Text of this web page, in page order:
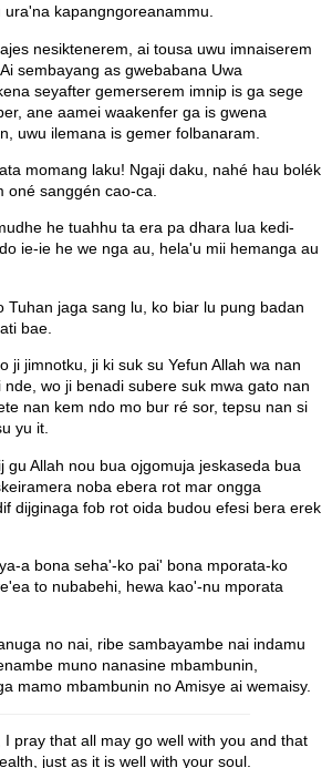
kapangngoreanammu.
nesiktenerem, ai tousa uwu imnaiserem
sembayang as gwebabana Uwa
seyafter gemerserem imnip is ga sege
ane aamei waakenfer ga is gwena
uwu ilemana is gemer folbanaram.
momang laku! Ngaji daku, nahé hau bolék
oné sanggén cao-ca.
he tuahhu ta era pa dhara lua kedi-
ie-ie he we nga au, hela'u mii hemanga au
Tuhan jaga sang lu, ko biar lu pung badan
bae.
ji jimnotku, ji ki suk su Yefun Allah wa nan
wo ji benadi subere suk mwa gato nan
nan kem ndo mo bur ré sor, tepsu nan si
yu it.
gu Allah nou bua ojgomuja jeskaseda bua
noba ebera rot mar ongga
dijginaga fob rot oida budou efesi bera erek
a bona seha'-ko pai' bona mporata-ko
to nubabehi, hewa kao'-nu mporata
no nai, ribe sambayambe nai indamu
muno nanasine mbambunin,
mamo mbambunin no Amisye ai wemaisy.
I pray that all may go well with you and that
just as it is well with your soul.